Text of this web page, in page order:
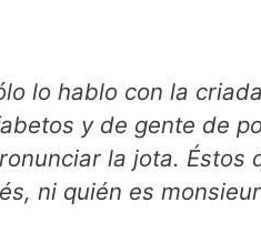
lo hablo con la
y de gente de
la jota. Éstos
ni quién es